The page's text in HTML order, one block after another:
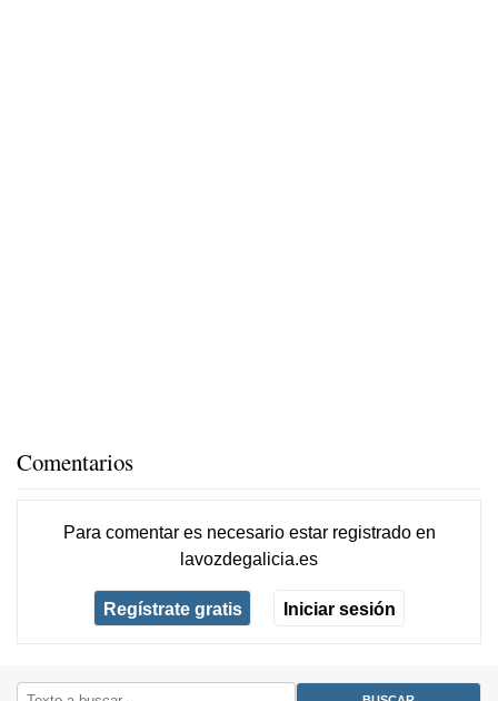
Comentarios
Para comentar es necesario estar registradoen
lavozdegalicia.es
Regístrate gratis Iniciar sesión